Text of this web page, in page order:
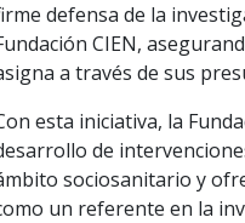
defensa de la
CIEN,
a través de sus
esta iniciativa, la
de
sociosanitario y
un referente en la